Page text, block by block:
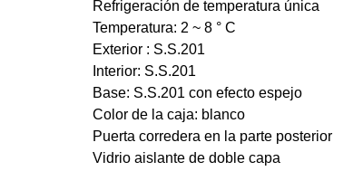
Refrigeración de temperatura única
Temperatura: 2 ~ 8 ° C
Exterior : S.S.201
Interior: S.S.201
Base: S.S.201 con efecto espejo
Color de la caja: blanco
Puerta corredera en la parte posterior
Vidrio aislante de doble capa